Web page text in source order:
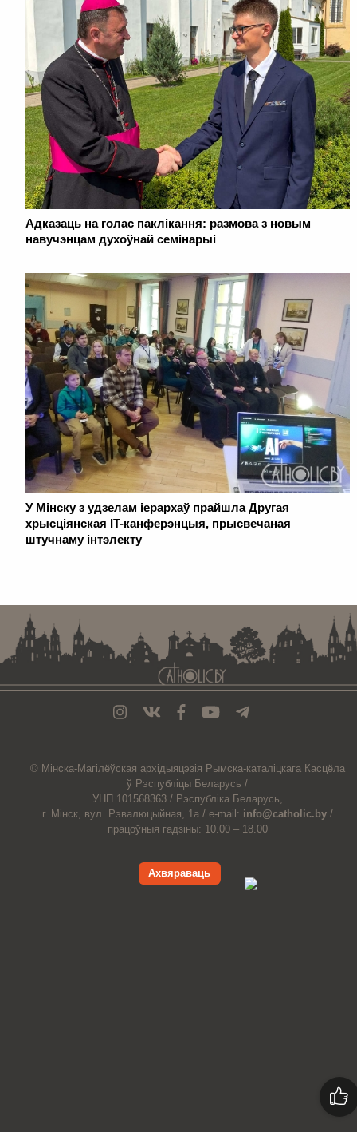
Адказаць на голас паклікання: размова з новым
навучэнцам духоўнай семінарыі
У Мінску з удзелам іерархаў прайшла Другая
хрысціянская IT-канферэнцыя, прысвечаная
штучнаму інтэлекту
© Мiнска-Магiлёўская архiдыяцэзiя Рымска-каталіцкага Касцёла
ў Рэспубліцы Беларусь /
УНП 101568363 / Рэспубліка Беларусь,
г. Мінск, вул. Рэвалюцыйная, 1а / e-mail: info@catholic.by /
працоўныя гадзіны: 10.00 – 18.00
Ахвяраваць